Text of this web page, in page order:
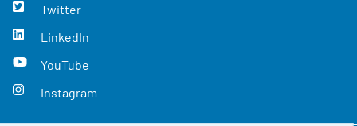
Twitter
LinkedIn
YouTube
Instagram